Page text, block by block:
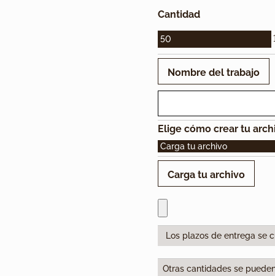
Cantidad
50
Nombre del trabajo
Elige cómo crear tu
Carga tu archivo
Carga tu archivo
Los plazos de entrega se
Otras cantidades se